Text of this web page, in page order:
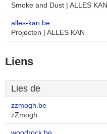
Smoke and Dust | ALLES KAN
alles-kan.be
Projecten | ALLES KAN
Liens
Lies de
zzmogh.be
zZmogh